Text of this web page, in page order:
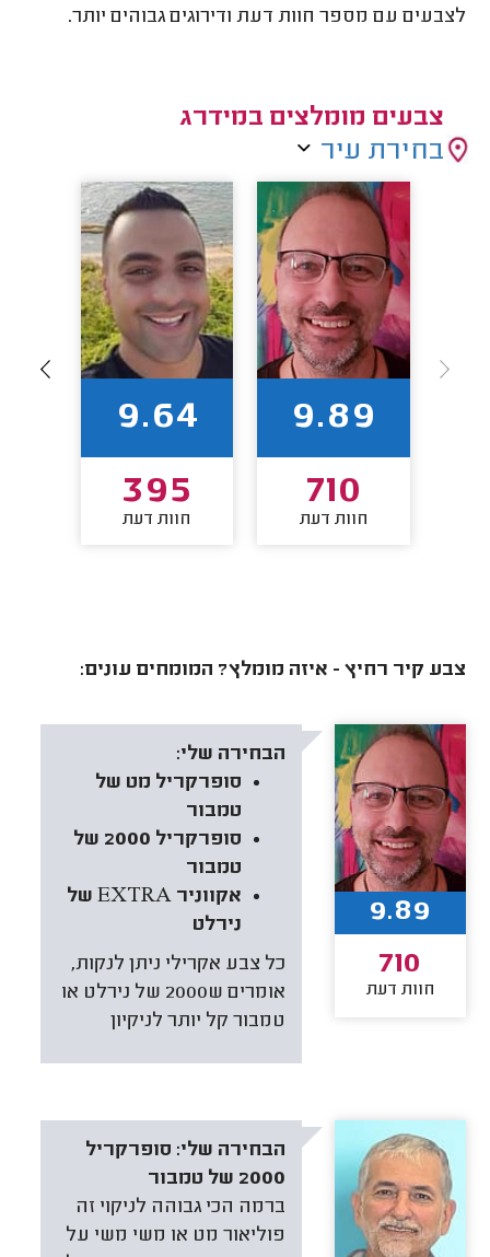
לצבעים עם מספר חוות דעת ודירוגים גבוהים יותר.
צבעים מומלצים במידרג
בחירת עיר
9.89
710
חוות דעת
9.64
395
חוות דעת
צבע קיר רחיץ - איזה מומלץ? המומחים עונים:
הבחירה שלי:
סופרקריל מט של
טמבור
סופרקריל 2000 של
טמבור
אקווניר EXTRA של
נירלט
כל צבע אקרילי ניתן לנקות,
אומרים ש2000 של נירלט או
טמבור קל יותר לניקיון
9.89
710
חוות דעת
הבחירה שלי: סופרקריל
2000 של טמבור
ברמה הכי גבוהה לניקוי זה
פוליאור מט או משי משי על